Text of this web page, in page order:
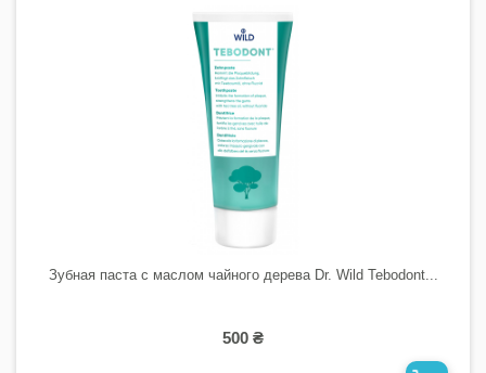
Зубная паста с маслом чайного дерева Dr. Wild Tebodont...
500 ₴